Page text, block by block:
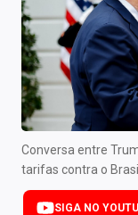
Comprar ou vender?
Carteiras
Central de Dividendos
Central de Fundos
Central dos IPOs
Conversa entre
tarifas contra o
SIGA NO